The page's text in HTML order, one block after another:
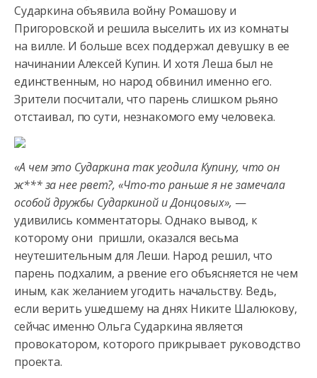
Сударкина объявила войну Ромашову и
Пригоровской и решила выселить их из комнаты
на вилле. И больше всех поддержал девушку в ее
начинании Алексей Купин. И хотя Леша был не
единственным, но народ обвинил именно его.
Зрители посчитали, что парень слишком рьяно
отстаивал, по сути, незнакомого ему человека.
«А чем это Сударкина так угодила Купину, что он
ж*** за нее рвет?, «Что-то раньше я не замечала
особой дружбы Сударкиной и Донцовых», —
удивились комментаторы. Однако вывод, к
которому они пришли, оказался весьма
неутешительным для Леши. Народ решил, что
парень подхалим, а рвение его объясняется не чем
иным, как желанием угодить начальству. Ведь,
если верить ушедшему на днях Никите Шалюкову,
сейчас именно Ольга Сударкина является
провокатором, которого прикрывает руководство
проекта.